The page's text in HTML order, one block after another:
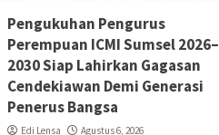
Pengukuhan Pengurus
Perempuan ICMI Sumsel 2026–
2030 Siap Lahirkan Gagasan
Cendekiawan Demi Generasi
Penerus Bangsa
Edi Lensa Agustus 6, 2026